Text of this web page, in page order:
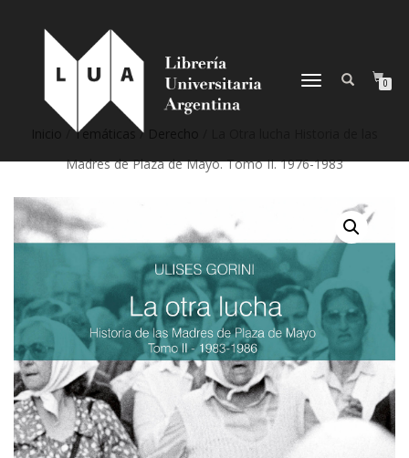
NAVEGACIÓN
0
/Temáticas /
Madres de Plaza de Mayo. Tomo II. 1976-1983